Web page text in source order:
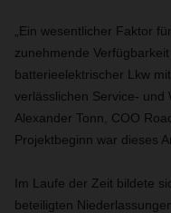
„Ein wesentlicher Faktor
zunehmende
batterieelektrischer Lkw
verlässlichen Service- und
Alexander Tonn, COO
Projektbeginn war dieses
Im Laufe der Zeit bildete
beteiligten